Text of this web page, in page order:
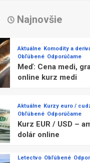
Najnovšie
Aktuálne Komodity a
Obľúbené Odporúčame
Meď: Cena medi,
online kurz medi
Aktuálne Kurzy euro /
Obľúbené Odporúčame
Kurz EUR / USD –
dolár online
Letectvo Obľúbené